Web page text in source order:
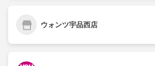
ウォンツ宇品西店